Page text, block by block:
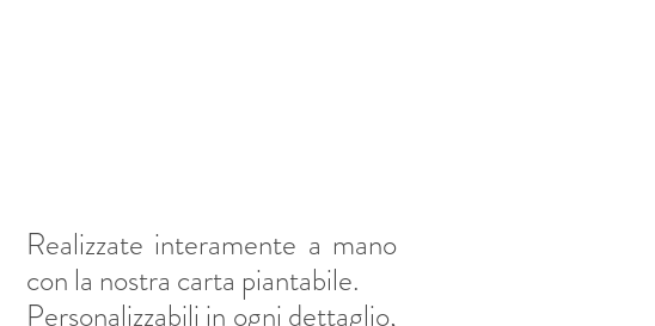
Realizzate interamente a mano
con la nostra carta piantabile.
Personalizzabili in ogni dettaglio,